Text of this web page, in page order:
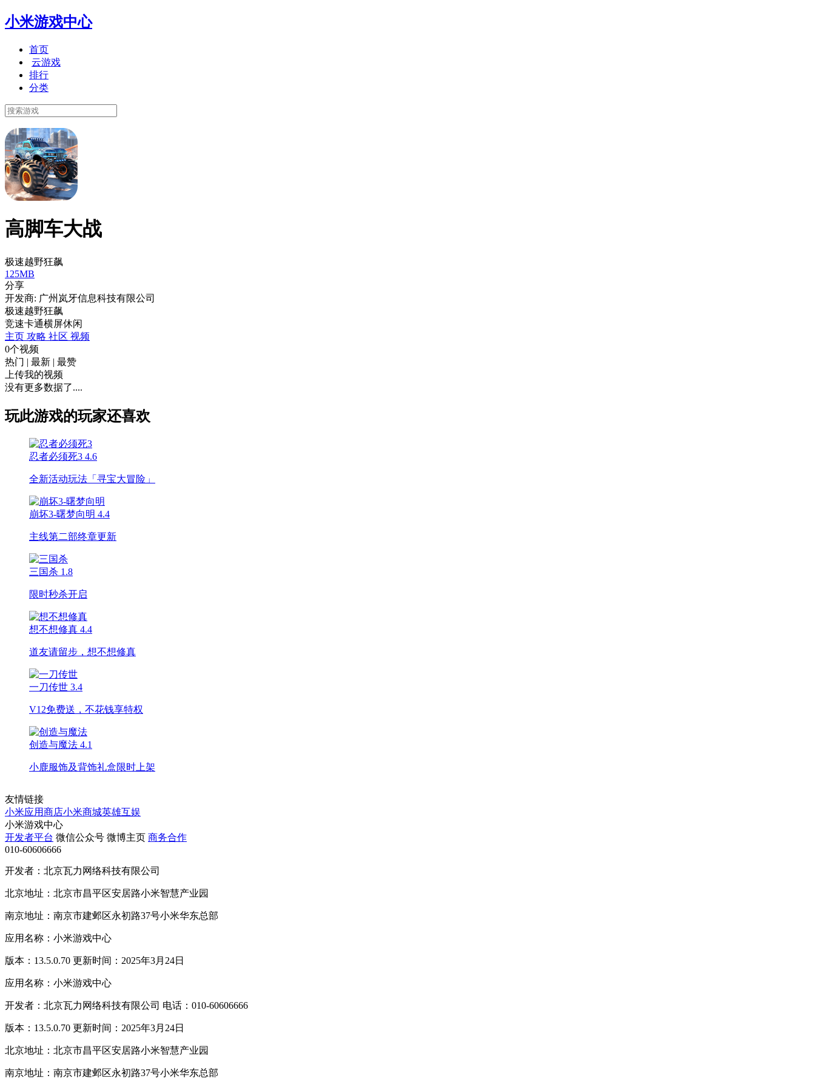
小米游戏中心
首页
云游戏
排行
分类
高脚车大战
极速越野狂飙
125MB
分享
开发商: 广州岚牙信息科技有限公司
极速越野狂飙
竞速卡通横屏休闲
主页 攻略 社区 视频
0个视频
热门 | 最新 | 最赞
上传我的视频
没有更多数据了....
玩此游戏的玩家还喜欢
忍者必须死3 4.6
全新活动玩法「寻宝大冒险」
崩坏3-曙梦向明 4.4
主线第二部终章更新
三国杀 1.8
限时秒杀开启
想不想修真 4.4
道友请留步，想不想修真
一刀传世 3.4
V12免费送，不花钱享特权
创造与魔法 4.1
小鹿服饰及背饰礼盒限时上架
友情链接
小米应用商店小米商城英雄互娱
小米游戏中心
开发者平台 微信公众号 微博主页 商务合作
010-60606666
开发者：北京瓦力网络科技有限公司
北京地址：北京市昌平区安居路小米智慧产业园
南京地址：南京市建邺区永初路37号小米华东总部
应用名称：小米游戏中心
版本：13.5.0.70 更新时间：2025年3月24日
应用名称：小米游戏中心
开发者：北京瓦力网络科技有限公司 电话：010-60606666
版本：13.5.0.70 更新时间：2025年3月24日
北京地址：北京市昌平区安居路小米智慧产业园
南京地址：南京市建邺区永初路37号小米华东总部